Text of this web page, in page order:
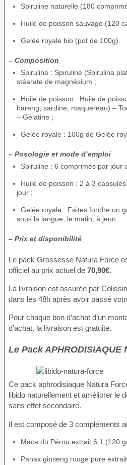
Spiruline naturelle (180
Huile de poisson sauvage (120
Gelée royale bio (pot de 100g).
– Composition
Spiruline : Spiruline (Spirulina
stéarate de magnésium ;
Huile de poisson : Huile de
hareng, sardine, maquereau) –
– Gélatine ;
Gelée royale : 100g de Gelée
– Posologie et mode d’emploi
Spiruline : 6 comprimés par jour
Huile de poisson : 2 à 3
jour ;
Gelée royale : Faites fondre un
sous la langue, le matin, à jeun.
– Prix et disponibilité
Le pack Grossesse Natura Force
officiel au prix actuel de 70,90€.
La livraison est assurée par
dans les 48h après avoir passé
Pour chaque bon d’achat d’un
d’achat, la livraison est gratuite.
Le Pack APHRODISIAQUE
Ce pack aphrodisiaque Natura
libido naturellement et améliorer le
sans effet secondaire.
Il est composé de 3 compléments
Maca du Pérou extrait 6:1 (120
Panax ginseng rouge pure